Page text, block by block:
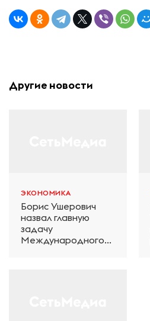
Другие новости
ЭКОНОМИКА
Борис Ушерович
назвал главную
задачу
Международного